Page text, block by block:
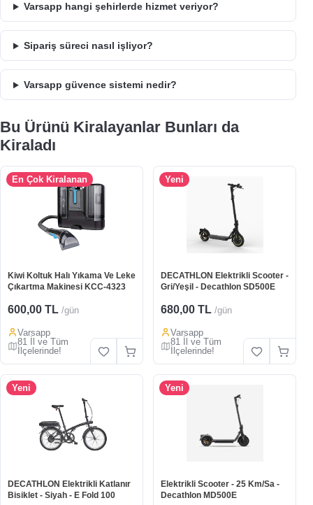
Varsapp hangi şehirlerde hizmet veriyor?
Sipariş süreci nasıl işliyor?
Varsapp güvence sistemi nedir?
Bu Ürünü Kiralayanlar Bunları da
Kiraladı
En Çok Kiralanan
Kiwi Koltuk Halı Yıkama Ve Leke
Çıkartma Makinesi KCC-4323
600,00 TL /gün
Varsapp
81 İl ve Tüm
İlçelerinde!
Yeni
DECATHLON Elektrikli Scooter -
Gri/Yeşil - Decathlon SD500E
680,00 TL /gün
Varsapp
81 İl ve Tüm
İlçelerinde!
Yeni
DECATHLON Elektrikli Katlanır
Bisiklet - Siyah - E Fold 100
Yeni
Elektrikli Scooter - 25 Km/Sa -
Decathlon MD500E